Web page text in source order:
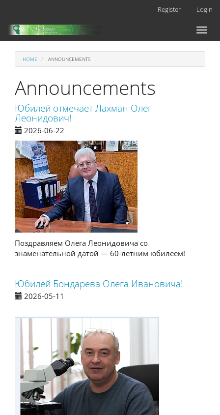
Main
Content
Register Login
Toggle
HOME ANNOUNCEMENTS
Announcements
Юбилей отмечает Лахман Олег
Леонидович!
2026-06-22
Поздравляем Олега Леонидовича со
знаменательной датой — 60-летним юбилеем!
Юбилей Бондарева Олега Ивановича!
2026-05-11